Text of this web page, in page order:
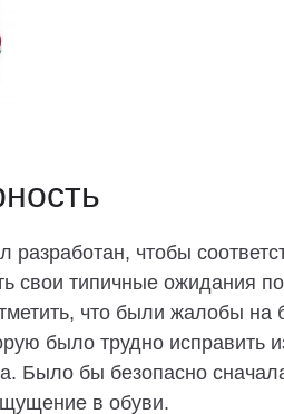
чтобы
свои типичные ожидания
что были жалобы
было трудно исправить
Было бы безопасно
в обуви.